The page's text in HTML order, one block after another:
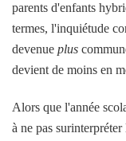
parents d'enfants
termes, l'inquiétude
devenue plus
devient de moins en
Alors que l'année
à ne pas